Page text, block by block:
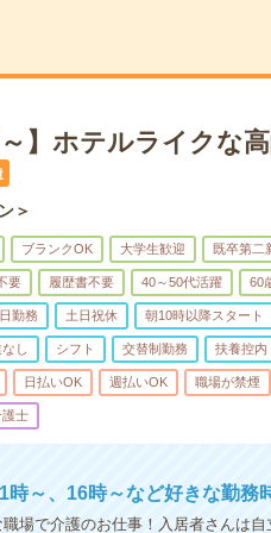
】ホテルライクな
＞
ブランクOK 大学生歓迎 既卒第二
要 履歴書不要 40～50代活躍 60
勤務 土日祝休 朝10時以降スタート
し シフト 交替制勤務 扶養控内
日払いOK 週払いOK 職場が禁煙
護士
時～、16時～など好きな勤務
場で介護のお仕事！入居者さんは